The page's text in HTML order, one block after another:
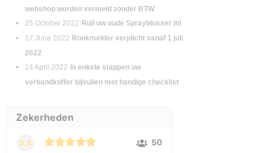
webshop worden vermeld zonder BTW
25 October 2022 Ruil uw oude Sprayblusser in!
17 June 2022 Rookmelder verplicht vanaf 1 juli
2022
14 April 2022 In enkele stappen uw
verbandkoffer bijvullen met handige checklist